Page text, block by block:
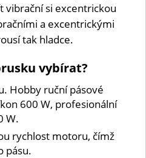
vibrační si excentrickou
a excentrickými
tak hladce.
vybírat?
Hobby ruční pásové
600 W, profesionální
W.
rychlost motoru, čímž
pásu.